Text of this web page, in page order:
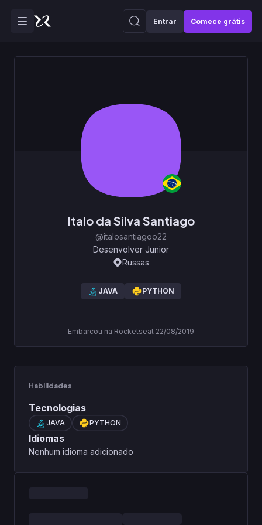
Entrar Comece grátis
Italo da Silva Santiago
@italosantiagoo22
Desenvolver Junior
Russas
JAVA PYTHON
Embarcou na Rocketseat 22/08/2019
Habilidades
Tecnologias
JAVA PYTHON
Idiomas
Nenhum idioma adicionado